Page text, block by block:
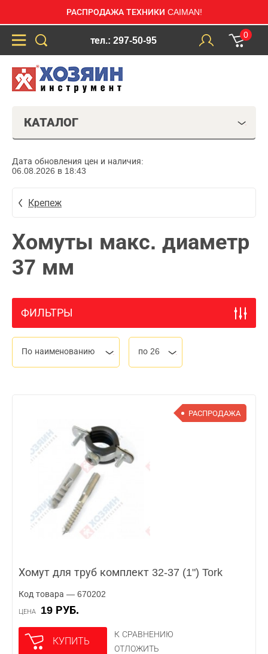
РАСПРОДАЖА ТЕХНИКИ CAIMAN!
тел.: 297-50-95
0
КАТАЛОГ
Дата обновления цен и наличия:
06.08.2026 в 18:43
Крепеж
Хомуты макс. диаметр
37 мм
ФИЛЬТРЫ
По наименованию по 26
РАСПРОДАЖА
Хомут для труб комплект 32-37 (1") Tork
Код товара — 670202
ЦЕНА 19 РУБ.
КУПИТЬ
К СРАВНЕНИЮ
ОТЛОЖИТЬ